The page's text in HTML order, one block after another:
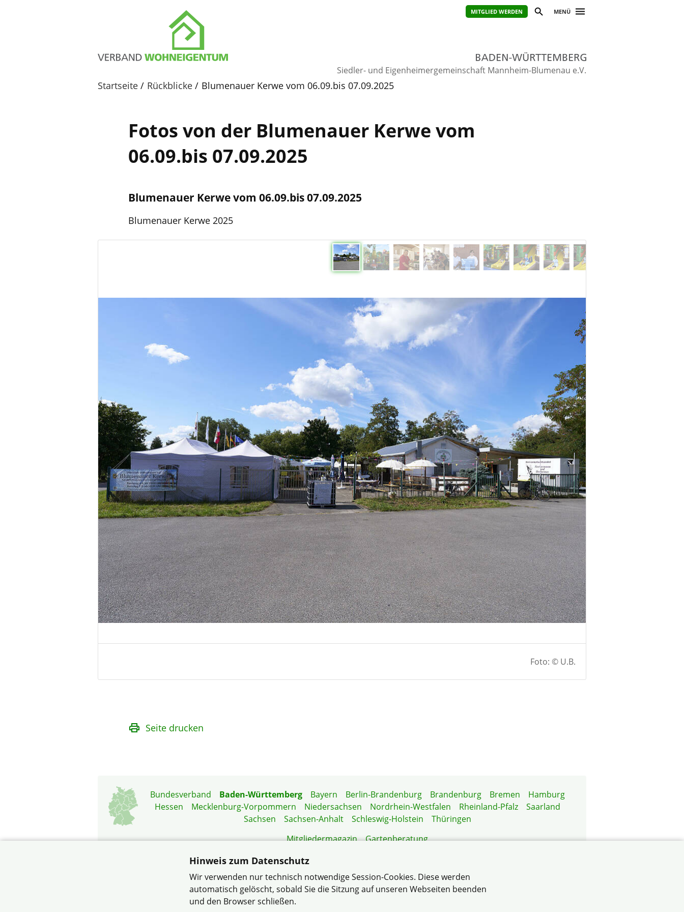
MITGLIED WERDEN MENÜ
Siedler- und Eigenheimergemeinschaft Mannheim-Blumenau e.V.
Startseite Rückblicke Blumenauer Kerwe vom 06.09.bis 07.09.2025
Fotos von der Blumenauer Kerwe vom
06.09.bis 07.09.2025
Blumenauer Kerwe vom 06.09.bis 07.09.2025
Blumenauer Kerwe 2025
Foto: © U.B.
Seite drucken
Bundesverband Baden-Württemberg Bayern Berlin-Brandenburg Brandenburg Bremen
Hamburg
Hessen
Mecklenburg-Vorpommern Niedersachsen Nordrhein-Westfalen Rheinland-Pfalz
Saarland
Sachsen
Sachsen-Anhalt Schleswig-Holstein
Thüringen
Mitgliedermagazin
Gartenberatung
© Siedler- und Eigenheimergemeinschaft Mannheim-Blumenau e.V. im Verband Wohneigentum Baden-Württemberg
Hinweis zum Datenschutz
Wir verwenden nur technisch notwendige Session-Cookies. Diese werden
automatisch gelöscht, sobald Sie die Sitzung auf unseren Webseiten beenden
und den Browser schließen.